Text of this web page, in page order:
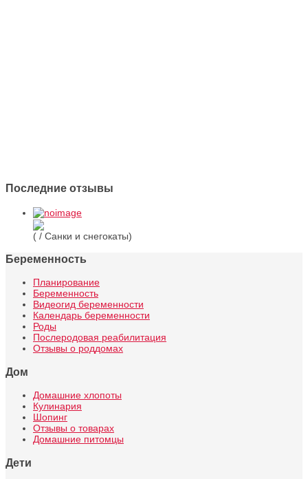
Последние отзывы
( / Санки и снегокаты)
Беременность
Планирование
Беременность
Видеогид беременности
Календарь беременности
Роды
Послеродовая реабилитация
Отзывы о роддомах
Дом
Домашние хлопоты
Кулинария
Шопинг
Отзывы о товарах
Домашние питомцы
Дети